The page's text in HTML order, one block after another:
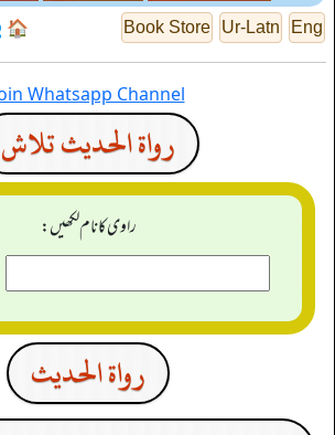
Eng
Ur-Latn
Book Store
🏠
Whatsapp Channel
رواة الحديث تلاش
راوی کا نام لکھیں:
رواة الحدیث